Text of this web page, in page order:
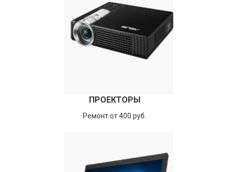
ПРОЕКТОРЫ
Ремонт от 400 руб.